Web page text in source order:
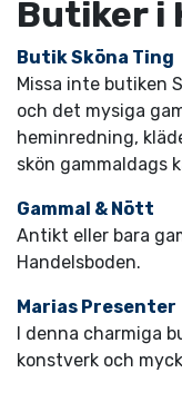
Butiker i
Butik Sköna Ting
Missa inte butiken
och det mysiga
heminredning,
skön gammaldags
Gammal & Nött
Antikt eller bara
Handelsboden.
Marias Presenter
I denna charmiga
konstverk och